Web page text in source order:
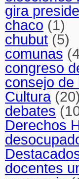
gira
chaco (1)
chubut (5)
comunas
congreso
consejo de
Cultura(20)
debates
Derechos
docentes